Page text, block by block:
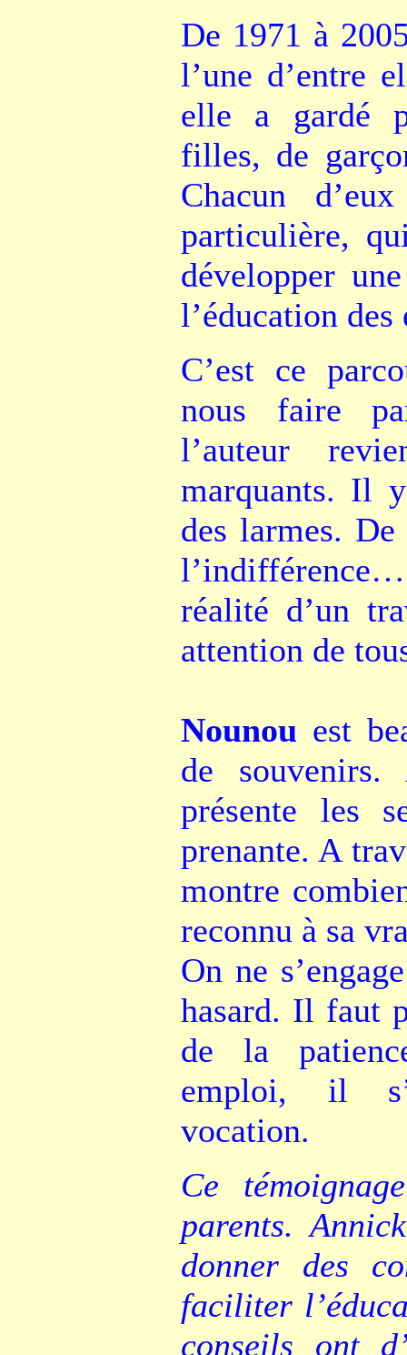
De 1971 à
l’une d’entre
elle a gardé
filles, de
Chacun
particulière,
développer
l’éducation des
C’est ce
nous faire
l’auteur
marquants. Il
des larmes.
réalité d’un
attention de
Nounou est
de souvenirs.
présente les
prenante. A
montre
reconnu à sa
On ne
hasard. Il faut
de la
emploi, il
vocation.
Ce
parents.
donner des
faciliter
conseils ont